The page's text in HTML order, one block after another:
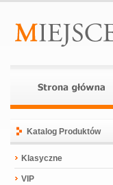
Katalog Produktów
Klasyczne
VIP